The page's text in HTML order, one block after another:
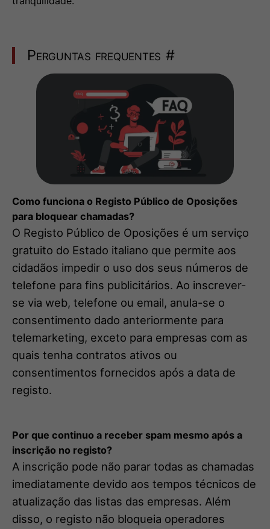
Perguntas frequentes #
Como funciona o Registo Público de Oposições
para bloquear chamadas?
O Registo Público de Oposições é um serviço
gratuito do Estado italiano que permite aos
cidadãos impedir o uso dos seus números de
telefone para fins publicitários. Ao inscrever-
se via web, telefone ou email, anula-se o
consentimento dado anteriormente para
telemarketing, exceto para empresas com as
quais tenha contratos ativos ou
consentimentos fornecidos após a data de
registo.
Por que continuo a receber spam mesmo após a
inscrição no registo?
A inscrição pode não parar todas as chamadas
imediatamente devido aos tempos técnicos de
atualização das listas das empresas. Além
disso, o registo não bloqueia operadores